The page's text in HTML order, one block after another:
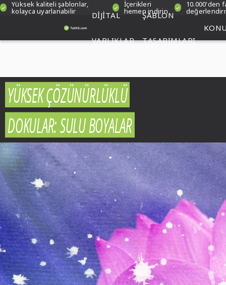
Yüksek kaliteli şablonlar,
kolayca uyarlanabilir
İçerikleri
hemen indirin
10.000'den
DIJITAL
VARLIKLAR
ŞABLON
TASARIMLARI
YÜKSEK ÇÖZÜNÜRLÜKLÜ
DOKULAR: SULU BOYALAR